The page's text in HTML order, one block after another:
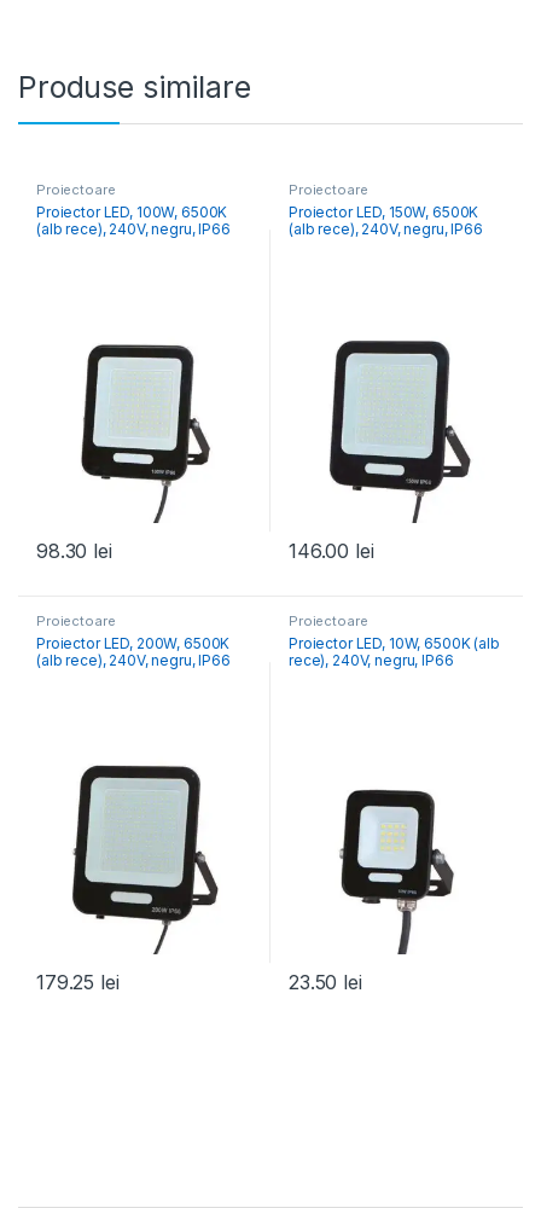
Produse similare
Proiectoare
Proiector LED, 100W, 6500K
(alb rece), 240V, negru, IP66
98.30 lei
Proiectoare
Proiector LED, 150W, 6500K
(alb rece), 240V, negru, IP66
146.00 lei
Proiectoare
Proiector LED, 200W, 6500K
(alb rece), 240V, negru, IP66
179.25 lei
Proiectoare
Proiector LED, 10W, 6500K (alb
rece), 240V, negru, IP66
23.50 lei